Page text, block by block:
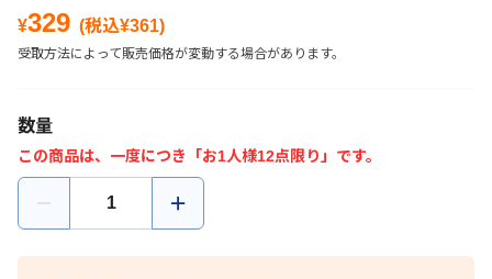
¥329 (税込¥361)
受取方法によって販売価格が変動する場合があります。
数量
この商品は、一度につき「お1人様12点限り」です。